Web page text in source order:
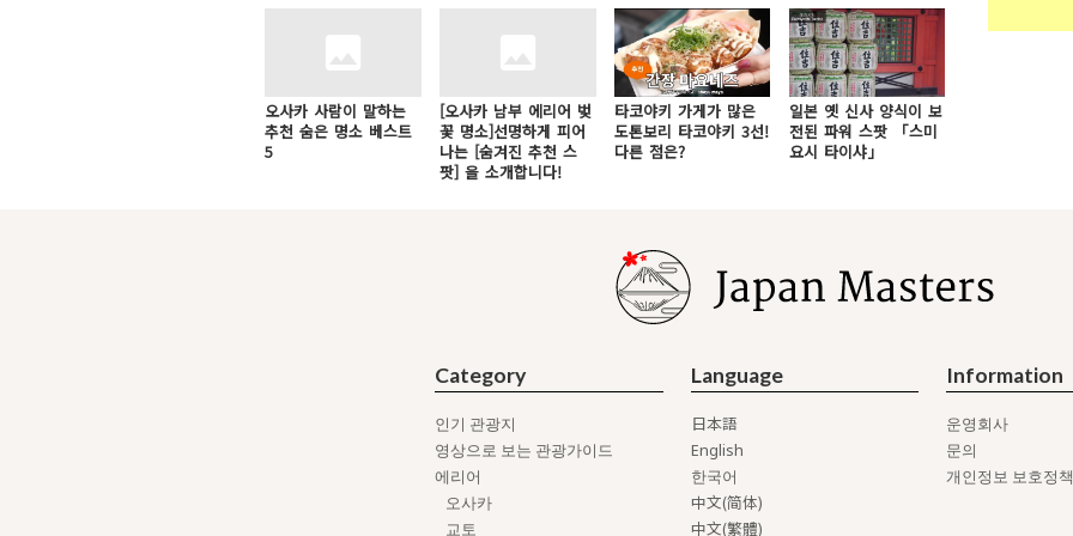
오사카 사람이 말하는
추천 숨은 명소 베스트
5
[오사카 남부 에리어 벚
꽃 명소]선명하게 피어
나는 [숨겨진 추천 스
팟] 을 소개합니다!
타코야키 가게가 많은
도톤보리 타코야키 3선!
다른 점은?
일본 옛 신사 양식이 보
전된 파워 스팟 「스미
요시 타이샤」
Category
인기 관광지
영상으로 보는 관광가이드
에리어
오사카
교토
Language
日本語
English
한국어
中文(简体)
中文(繁體)
Information
운영회사
문의
개인정보 보호정